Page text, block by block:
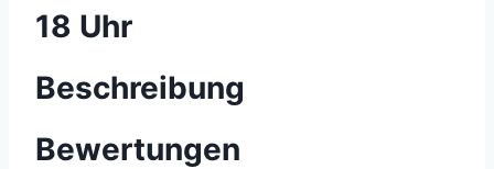
18 Uhr
Beschreibung
Bewertungen